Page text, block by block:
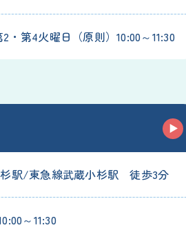
・第4火曜日（原則）10:00～11:30
駅/東急線武蔵小杉駅 徒歩3分
～11:30